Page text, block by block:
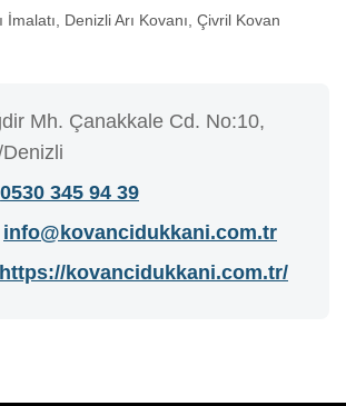
İmalatı, Denizli Arı Kovanı, Çivril Kovan
Mh. Çanakkale Cd. No:10,
0530 345 94 39
info@kovancidukkani.com.tr
https://kovancidukkani.com.tr/